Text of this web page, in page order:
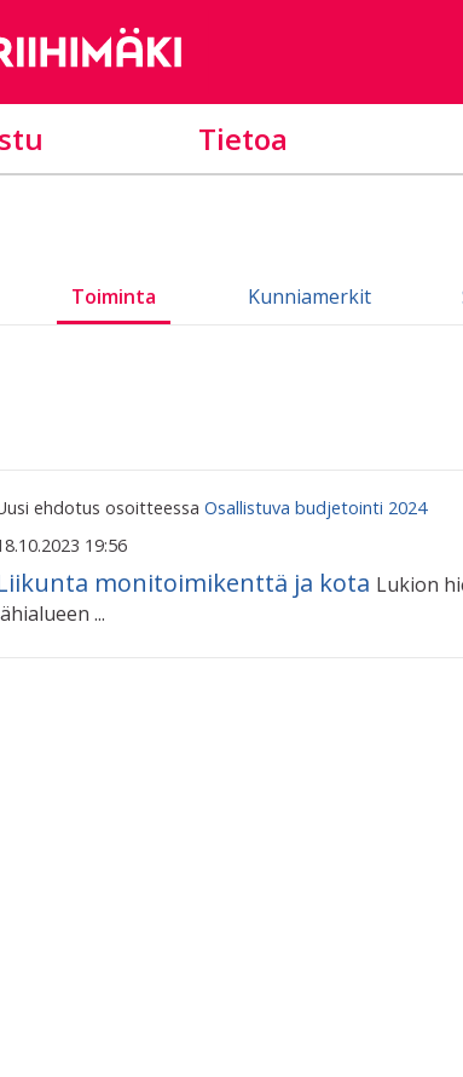
Tietoa
Toiminta Kunniamerkit
ehdotus osoitteessa Osallistuva budjetointi 2024
19:56
monitoimikenttä ja kota Lukion
...